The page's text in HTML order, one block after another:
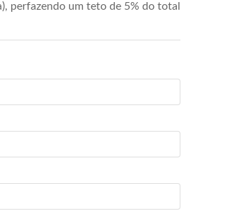
perfazendo um teto de 5% do total